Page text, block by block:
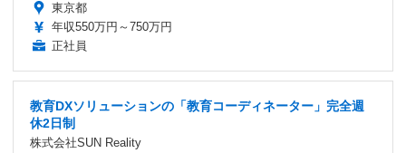
東京都
年収550万円～750万円
正社員
教育DXソリューションの「教育コーディネーター」完全週
休2日制
株式会社SUN Reality